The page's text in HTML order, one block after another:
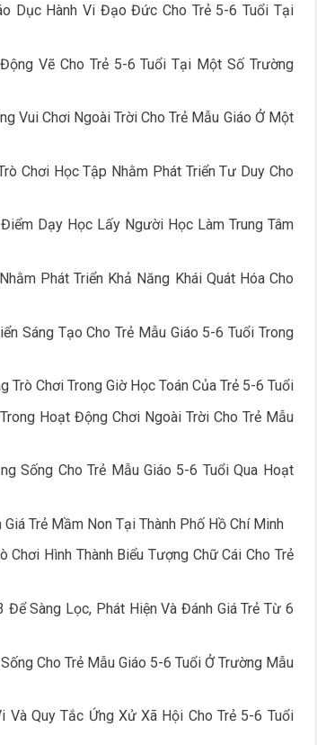
Dục Hành Vi Đạo Đức Cho Trẻ 5-6 Tuổi Tại
Vẽ Cho Trẻ 5-6 Tuổi Tại Một Số Trường
Vui Chơi Ngoài Trời Cho Trẻ Mẫu Giáo Ở Một
Chơi Học Tập Nhằm Phát Triển Tư Duy Cho
Dạy Học Lấy Người Học Làm Trung Tâm
Phát Triển Khả Năng Khái Quát Hóa Cho
Sáng Tạo Cho Trẻ Mẫu Giáo 5-6 Tuổi Trong
Chơi Trong Giờ Học Toán Của Trẻ 5-6 Tuổi
Hoạt Động Chơi Ngoài Trời Cho Trẻ Mẫu
Sống Cho Trẻ Mẫu Giáo 5-6 Tuổi Qua Hoạt
Trẻ Mầm Non Tại Thành Phố Hồ Chí Minh
Chơi Hình Thành Biểu Tượng Chữ Cái Cho Trẻ
Để Sàng Lọc, Phát Hiện Và Đánh Giá Trẻ Từ 6
Cho Trẻ Mẫu Giáo 5-6 Tuổi Ở Trường Mẫu
Và Quy Tắc Ứng Xử Xã Hội Cho Trẻ 5-6 Tuổi